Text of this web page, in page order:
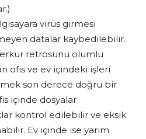
virüs girmesi
datalar kaybedilebilir.
retrosunu olumlu
ofis ve ev içindeki işleri
son derece doğru bir
içinde dosyalar
kontrol edilebilir ve eksik
Ev içinde ise yarım